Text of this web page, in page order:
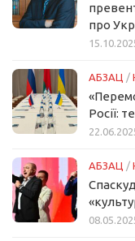
про
АБЗАЦ /
Росії:
АБЗАЦ /